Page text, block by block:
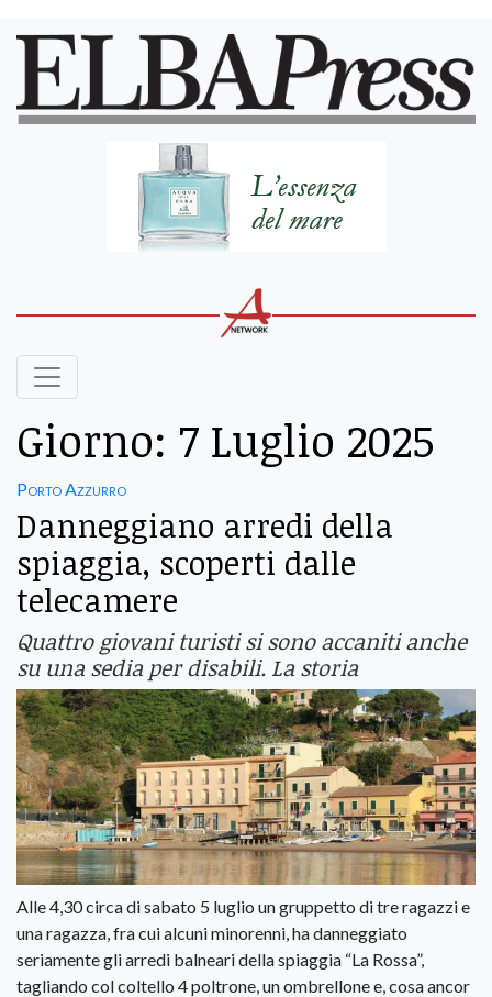
Giorno: 7 Luglio 2025
Porto Azzurro
Danneggiano arredi della
spiaggia, scoperti dalle
telecamere
Quattro giovani turisti si sono accaniti anche
su una sedia per disabili. La storia
Alle 4,30 circa di sabato 5 luglio un gruppetto di tre ragazzi e
una ragazza, fra cui alcuni minorenni, ha danneggiato
seriamente gli arredi balneari della spiaggia “La Rossa”,
tagliando col coltello 4 poltrone, un ombrellone e, cosa ancor